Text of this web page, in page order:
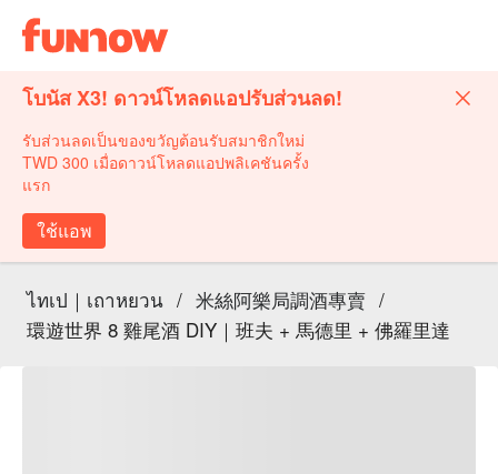
โบนัส X3! ดาวน์โหลดแอปรับส่วนลด!
รับส่วนลดเป็นของขวัญต้อนรับสมาชิกใหม่
TWD 300 เมื่อดาวน์โหลดแอปพลิเคชันครั้ง
แรก
ใช้แอพ
ไทเป｜เถาหยวน / 米絲阿樂局調酒專賣 /
環遊世界 8 雞尾酒 DIY｜班夫 + 馬德里 + 佛羅里達